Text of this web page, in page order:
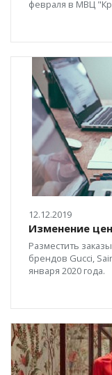
февраля в МВЦ
12.12.2019
Изменение
Разместить
брендов Gucci,
января 2020 года.